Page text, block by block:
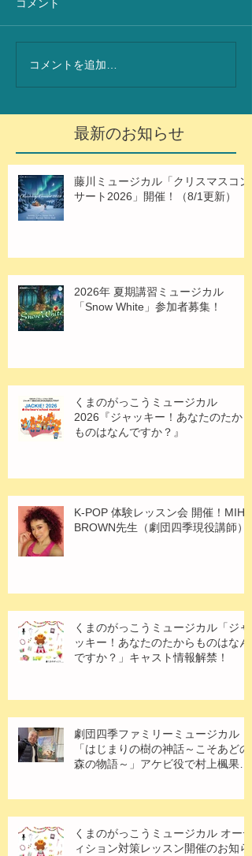
コメント
コメントを追加…
最新のお知らせ
藤川ミュージカル「クリスマスコン
サート2026」開催！（8/1更新）
2026年 夏期講習ミュージカル
「Snow White」参加者募集！
くまのがっこうミュージカル
2026『ジャッキー！あなたのたから
ものはなんですか？』
K-POP 体験レッスン会 開催！MIHO
BROWN先生（劇団四季現役講師）
くまのがっこうミュージカル「ジャ
ッキー！あなたのたからものはなん
ですか？」キャスト情報解禁！
劇団四季ファミリーミュージカル
「はじまりの樹の神話～こそあどの
森の物語～」アケビ役で村上楓果さ
くまのがっこうミュージカル オーデ
ィション対策レッスン開催のお知ら